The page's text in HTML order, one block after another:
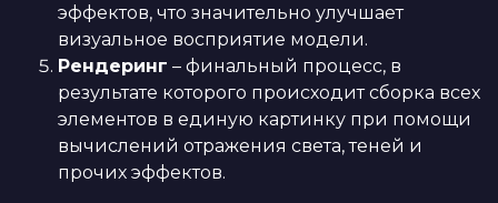
эффектов, что значительно улучшает
визуальное восприятие модели.
Рендеринг – финальный процесс, в
результате которого происходит сборка всех
элементов в единую картинку при помощи
вычислений отражения света, теней и
прочих эффектов.